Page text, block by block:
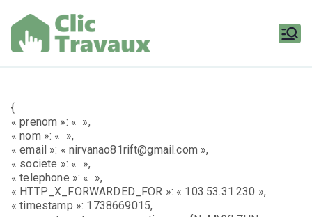
contenu
{
« prenom »: « »,
« nom »: « »,
« email »: « nirvanao81rift@gmail.com »,
« societe »: « »,
« telephone »: « »,
« HTTP_X_FORWARDED_FOR »: « 103.53.31.230 »,
« timestamp »: 1738669015,